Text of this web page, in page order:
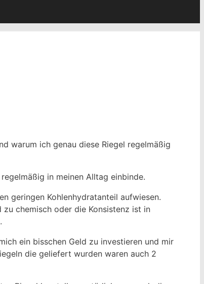
warum ich genau diese Riegel regelmäßig
in meinen Alltag einbinde.
geringen Kohlenhydratanteil aufwiesen.
chemisch oder die Konsistenz ist in
ein bisschen Geld zu investieren und mir
die geliefert wurden waren auch 2